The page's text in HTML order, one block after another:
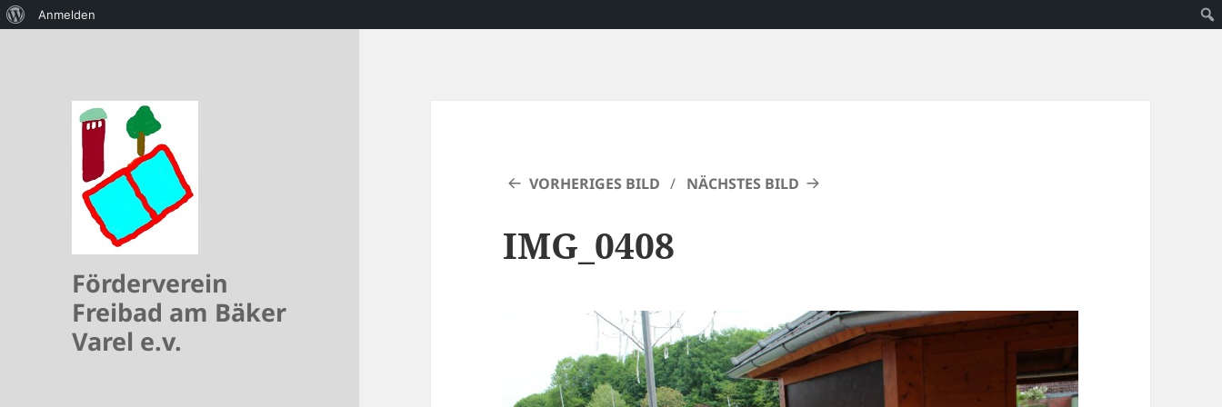
Über
Anmelden
Förderverein
Freibad am Bäker
Varel e.v.
VORHERIGES BILD NÄCHSTES BILD
IMG_0408